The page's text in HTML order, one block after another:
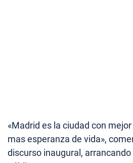
«Madrid es la ciudad con
mas esperanza de vida»,
discurso inaugural,